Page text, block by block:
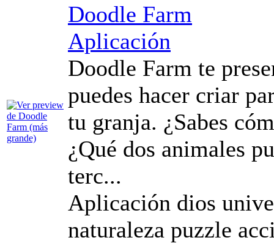
Doodle Farm
Aplicación
Doodle Farm te
puedes hacer criar
tu granja. ¿Sabes
¿Qué dos animales
terc...
Aplicación dios
naturaleza puzzle